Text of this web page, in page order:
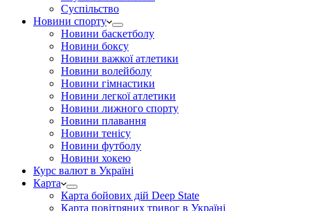
Суспільство
Новини спорту
Новини баскетболу
Новини боксу
Новини важкої атлетики
Новини волейболу
Новини гімнастики
Новини легкої атлетики
Новини лижного спорту
Новини плавання
Новини тенісу
Новини футболу
Новини хокею
Курс валют в Україні
Карта
Карта бойових дій Deep State
Карта повітряних тривог в Україні